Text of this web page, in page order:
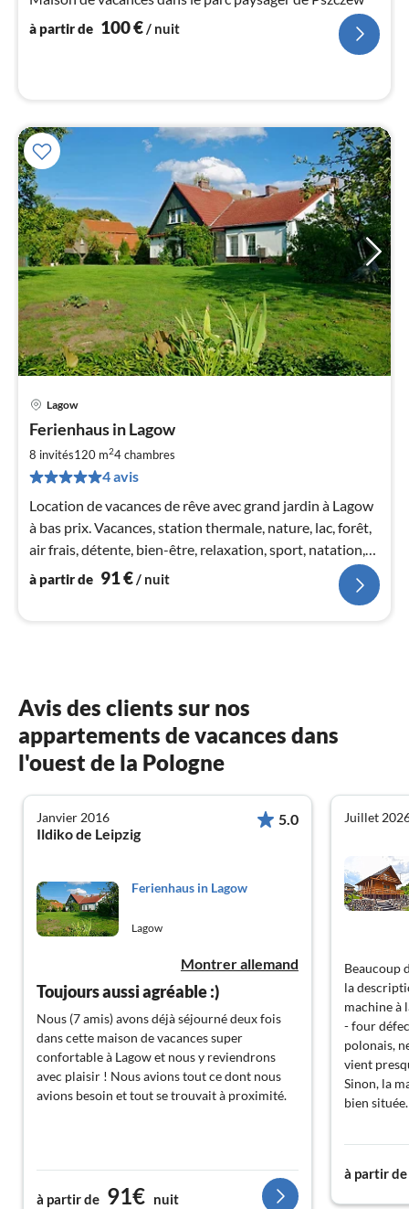
à partir de 100€/ nuit
Lagow
Ferienhaus in Lagow
8 invités120 m24chambres
4 avis
Location de vacances de rêve avec grand jardin à Lagow
à bas prix. Vacances, station thermale, nature, lac, forêt,
air frais, détente, bien-être, relaxation, sport, natation,
famille, etc
à partir de 91€/ nuit
Avis des clients sur nos
appartements de vacances dans
l'ouest de la Pologne
Janvier 2016
Ildiko de Leipzig
5.0
Ferienhaus in Lagow
Lagow
Montrer allemand
Toujours aussi agréable :)
Nous (7 amis) avons déjà séjourné deux fois
dans cette maison de vacances super
confortable à Lagow et nous y reviendrons
avec plaisir ! Nous avions tout ce dont nous
avions besoin et tout se trouvait à proximité.
à partir de 91€ nuit
Juillet
Beaucoup
la
machine à
- four
polonais,
vient
Sinon, la
bien située.
à partir de